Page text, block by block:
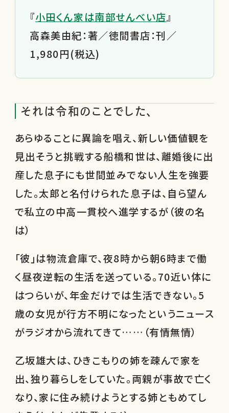
『小田くん家は南部せんべい店』
高森美由紀：著／徳間書店：刊／
1,980円(税込)
それは令和のことでした、
あらゆることに異論を唱え、新しい価値観を
見出そうと挑戦する船橋和世は、離婚後に出
産した息子にも世間並みでない人生を強要
した。太郎と名付けられた息子は、自ら望ん
で私立の中高一貫校へ進学するが（彼の名
は）
「彼」は物流倉庫で、夜8時から朝6時まで働
く昼夜逆転の生活を送っている。70近い体に
はつらいが、年金だけでは生活できない。5
歳の女児が行方不明になったというニュース
がラジオから流れてきて……（有情無情）
乙坂雄大は、ひきこもりの姉を疎んで家を
出、独り暮らしをしていた。両親が事故で亡く
なり、家に住み続けようとする姉ともめてし